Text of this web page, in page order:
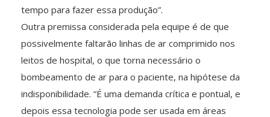
tempo para fazer essa produção”.
Outra premissa considerada pela equipe é de que
possivelmente faltarão linhas de ar comprimido nos
leitos de hospital, o que torna necessário o
bombeamento de ar para o paciente, na hipótese da
indisponibilidade. “É uma demanda crítica e pontual, e
depois essa tecnologia pode ser usada em áreas